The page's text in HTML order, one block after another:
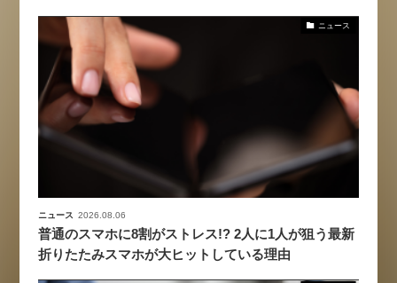
ニュース
ニュース 2026.08.06
普通のスマホに8割がストレス!? 2人に1人が狙う最新
折りたたみスマホが大ヒットしている理由